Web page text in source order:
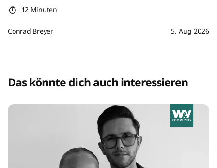
12 Minuten
Conrad Breyer 5. Aug 2026
Das könnte dich auch interessieren